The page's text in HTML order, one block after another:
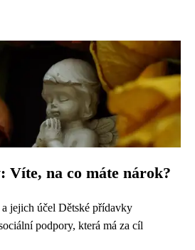
Víte, na co máte nárok?
jejich účel Dětské přídavky
podpory, která má za cíl